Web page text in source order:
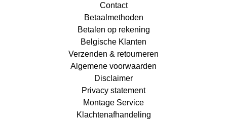
Contact
Betaalmethoden
Betalen op rekening
Belgische Klanten
Verzenden & retourneren
Algemene voorwaarden
Disclaimer
Privacy statement
Montage Service
Klachtenafhandeling